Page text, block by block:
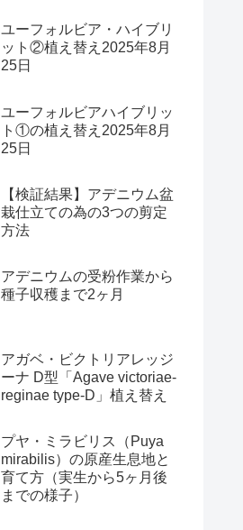
ユーフォルビア・ハイブリ
ット②植え替え2025年8月
25日
ユーフォルビアハイブリッ
ト①の植え替え2025年8月
25日
【検証結果】アデニウム盆
栽仕立ての為の3つの剪定
方法
アデニウムの受粉作業から
種子収穫まで2ヶ月
アガベ・ビクトリアレッジ
ーナ D型「Agave victoriae-
reginae type-D」植え替え
プヤ・ミラビリス（Puya
mirabilis）の原産生息地と
育て方（実生から5ヶ月後
までの様子）